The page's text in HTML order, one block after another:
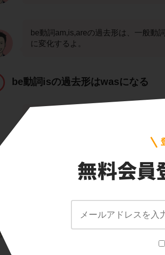
be動詞am,is,areの過去形は、一般動
に変化するよ。
be動詞isの過去形はwasになる
という２つの文を比べてみよう。
過去の話をするときは、be動詞isが